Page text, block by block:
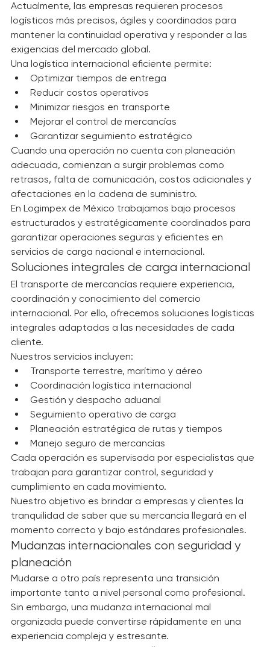
eficiente
Actualmente, las empresas requieren procesos
logísticos más precisos, ágiles y coordinados para
mantener la continuidad operativa y responder a las
exigencias del mercado global.
Una logística internacional eficiente permite:
Optimizar tiempos de entrega
Reducir costos operativos
Minimizar riesgos en transporte
Mejorar el control de mercancías
Garantizar seguimiento estratégico
Cuando una operación no cuenta con planeación
adecuada, comienzan a surgir problemas como
retrasos, falta de comunicación, costos adicionales y
afectaciones en la cadena de suministro.
En Logimpex de México trabajamos bajo procesos
estructurados y estratégicamente coordinados para
garantizar operaciones seguras y eficientes en
servicios de carga nacional e internacional.
Soluciones integrales de carga internacional
El transporte de mercancías requiere experiencia,
coordinación y conocimiento del comercio
internacional. Por ello, ofrecemos soluciones logísticas
integrales adaptadas a las necesidades de cada
cliente.
Nuestros servicios incluyen:
Transporte terrestre, marítimo y aéreo
Coordinación logística internacional
Gestión y despacho aduanal
Seguimiento operativo de carga
Planeación estratégica de rutas y tiempos
Manejo seguro de mercancías
Cada operación es supervisada por especialistas que
trabajan para garantizar control, seguridad y
cumplimiento en cada movimiento.
Nuestro objetivo es brindar a empresas y clientes la
tranquilidad de saber que su mercancía llegará en el
momento correcto y bajo estándares profesionales.
Mudanzas internacionales con seguridad y
planeación
Mudarse a otro país representa una transición
importante tanto a nivel personal como profesional.
Sin embargo, una mudanza internacional mal
organizada puede convertirse rápidamente en una